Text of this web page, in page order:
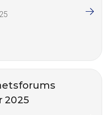
2025